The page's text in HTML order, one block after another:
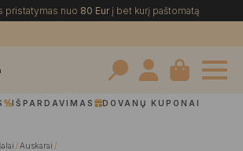
pristatymas nuo 80 Eurį bet kurį paštomatą
Search
IŠPARDAVIMAS DOVANŲ KUPONAI
Auskarai